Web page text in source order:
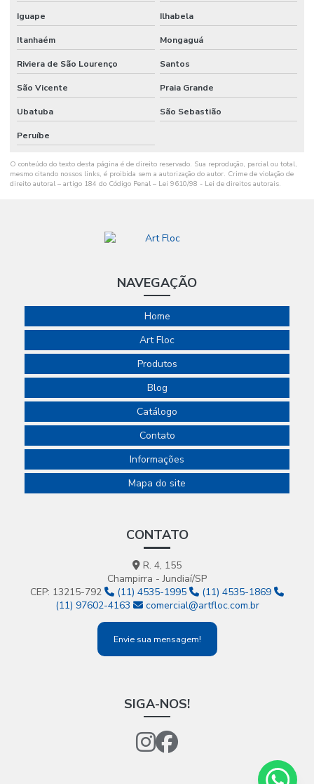
Iguape Ilhabela
Itanhaém Mongaguá
Riviera de São Lourenço Santos
São Vicente Praia Grande
Ubatuba São Sebastião
Peruíbe
O conteúdo do texto desta página é de direito reservado. Sua reprodução, parcial ou total,
mesmo citando nossos links, é proibida sem a autorização do autor. Crime de violação de
direito autoral – artigo 184 do Código Penal – Lei 9610/98 - Lei de direitos autorais.
NAVEGAÇÃO
Home
Art Floc
Produtos
Blog
Catálogo
Contato
Informações
Mapa do site
CONTATO
R. 4, 155
Champirra - Jundiaí/SP
CEP: 13215-792
(11) 4535-1995
(11) 4535-1869
(11) 97602-4163
comercial@artfloc.com.br
Envie sua mensagem!
SIGA-NOS!